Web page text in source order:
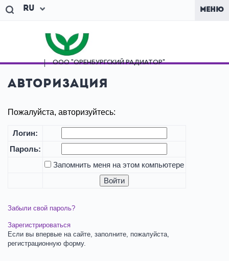
Ru МЕНЮ
ООО "ОРЕНБУРГСКИЙРАДИАТОР"
Авторизация
Пожалуйста, авторизуйтесь:
Логин:
Пароль:
Запомнить меня на этом компьютере
Забыли свой пароль?
Зарегистрироваться
Если вы впервые на сайте, заполните, пожалуйста,
регистрационную форму.